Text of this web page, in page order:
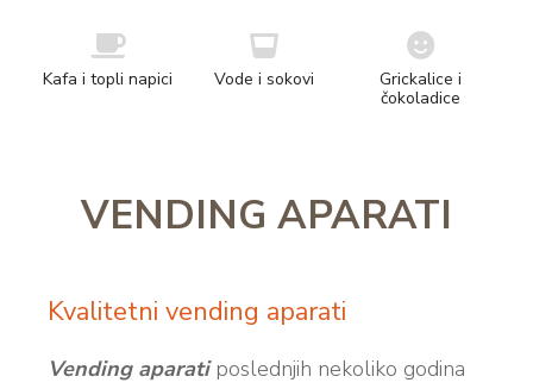
Kafa i topli napici Vode i sokovi
Grickalice i
čokoladice
VENDING APARATI
Kvalitetni vending aparati
Vending aparatiposlednjih nekoliko godina